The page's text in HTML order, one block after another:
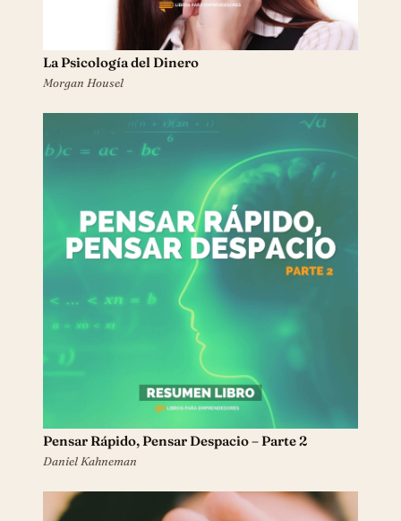
La Psicología del Dinero
Morgan Housel
Pensar Rápido, Pensar Despacio – Parte 2
Daniel Kahneman